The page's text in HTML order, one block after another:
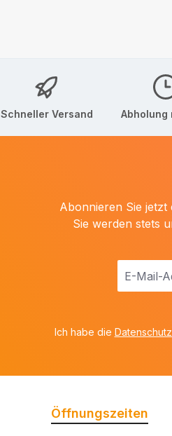
Schneller Versand Abholung
Abonnieren Sie
Sie werden stets
E-
Ich habe die
Öffnungszeiten